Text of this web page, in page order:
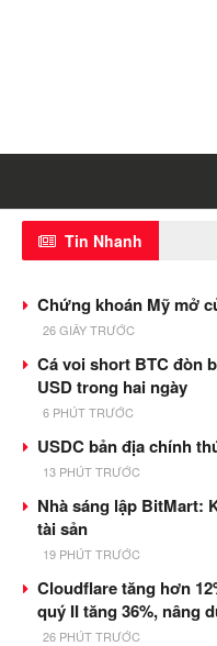
Tin Nhanh
Chứng khoán Mỹ mở
26 GIÂY TRƯỚC
Cá voi short BTC đòn
USD trong hai ngày
6 PHÚT TRƯỚC
USDC bản địa chính
13 PHÚT TRƯỚC
Nhà sáng lập BitMart:
tài sản
19 PHÚT TRƯỚC
Cloudflare tăng hơn
quý II tăng 36%, nâng
26 PHÚT TRƯỚC